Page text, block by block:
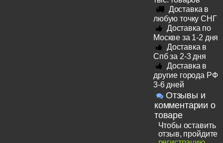
Доставка в
любую точку СНГ
Доставка по
Москве за 1-2 дня
Доставка в
Спб за 2-3 дня
Доставка в
другие города РФ
3-6 дней
Отзывы и
комментарии о
товаре
Чтобы оставить
отзыв, пройдите